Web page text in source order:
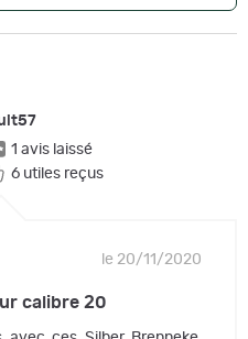
1 avis laissé
6 utiles reçus
le 20/11/2020
calibre 20